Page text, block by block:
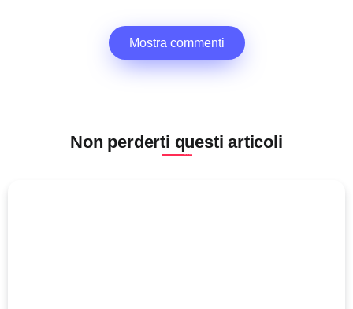
Mostra commenti
Non perderti questi articoli